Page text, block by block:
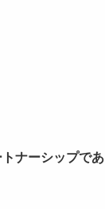
ナーシップであ